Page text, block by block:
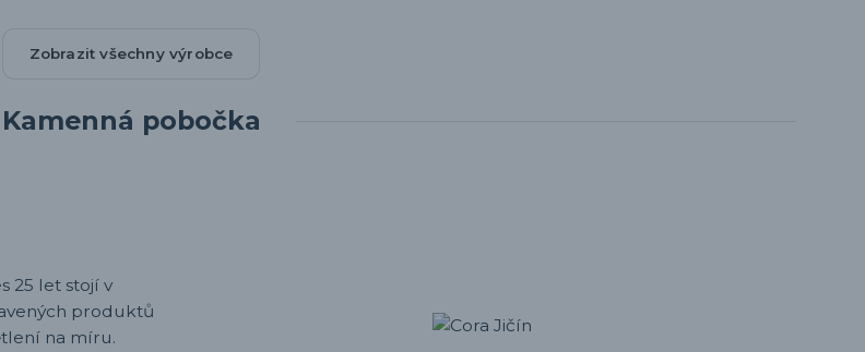
Zobrazit všechny výrobce
Kamenná pobočka
25 let stojí v
produktů
na míru.